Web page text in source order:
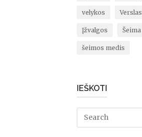
velykos Verslas
Įžvalgos Šeima
šeimos medis
IEŠKOTI
Search